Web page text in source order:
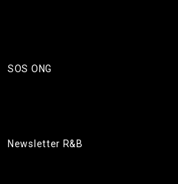
SOS ONG
Newsletter R&B